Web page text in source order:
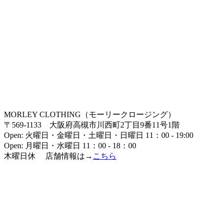
MORLEY CLOTHING（モーリークロージング）
〒569-1133 大阪府高槻市川西町2丁目9番11号1階
Open: 火曜日・金曜日・土曜日・日曜日 11：00 - 19:00
Open: 月曜日・水曜日 11：00 - 18：00
木曜日休 店舗情報は→ こちら